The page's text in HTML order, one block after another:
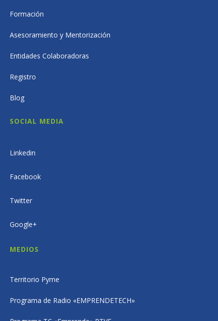
Formación
Asesoramiento y Mentorización
Entidades Colaboradoras
Registro
Blog
SOCIAL MEDIA
Linkedin
Facebook
Twitter
Google+
MEDIOS
Territorio Pyme
Programa de Radio «EMPRENDETECH»